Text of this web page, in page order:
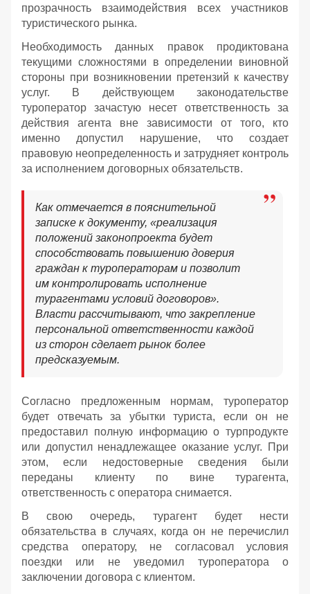
прозрачность взаимодействия всех участников
туристического рынка.
Необходимость данных правок продиктована
текущими сложностями в определении виновной
стороны при возникновении претензий к качеству
услуг. В действующем законодательстве
туроператор зачастую несет ответственность за
действия агента вне зависимости от того, кто
именно допустил нарушение, что создает
правовую неопределенность и затрудняет контроль
за исполнением договорных обязательств.
Как отмечается в пояснительной
записке к документу, «реализация
положений законопроекта будет
способствовать повышению доверия
граждан к туроператорам и позволит
им контролировать исполнение
турагентами условий договоров».
Власти рассчитывают, что закрепление
персональной ответственности каждой
из сторон сделает рынок более
предсказуемым.
Согласно предложенным нормам, туроператор
будет отвечать за убытки туриста, если он не
предоставил полную информацию о турпродукте
или допустил ненадлежащее оказание услуг. При
этом, если недостоверные сведения были
переданы клиенту по вине турагента,
ответственность с оператора снимается.
В свою очередь, турагент будет нести
обязательства в случаях, когда он не перечислил
средства оператору, не согласовал условия
поездки или не уведомил туроператора о
заключении договора с клиентом.